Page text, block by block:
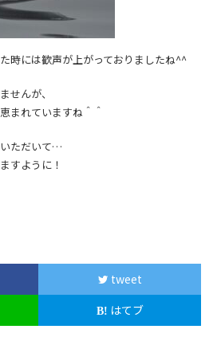
時には歓声が上がっておりましたね^^
せんが、
まれていますね＾＾
ただいて…
すように！
tweet
はてブ